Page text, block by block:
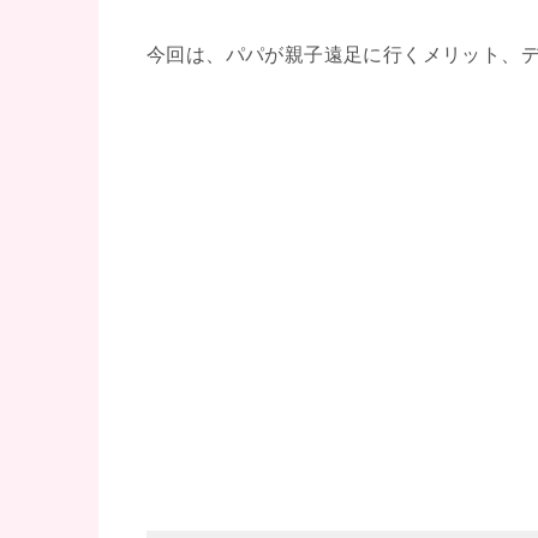
今回は、パパが親子遠足に行くメリット、